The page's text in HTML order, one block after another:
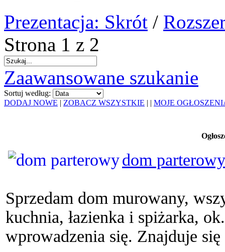
Prezentacja: Skrót /
Strona 1 z 2
Zaawansowane szukanie
Sortuj według:
DODAJ NOWE | ZOBACZ WSZYSTKIE | | MOJE
dom parterowy
Sprzedam dom murowany,
kuchnia, łazienka i spiżarka,
wprowadzenia się. Znajduje